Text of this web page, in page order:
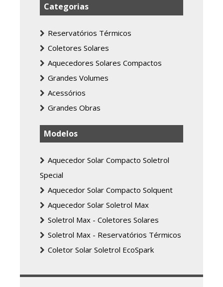
Categorias
Reservatórios Térmicos
Coletores Solares
Aquecedores Solares Compactos
Grandes Volumes
Acessórios
Grandes Obras
Modelos
Aquecedor Solar Compacto Soletrol
Special
Aquecedor Solar Compacto Solquent
Aquecedor Solar Soletrol Max
Soletrol Max - Coletores Solares
Soletrol Max - Reservatórios Térmicos
Coletor Solar Soletrol EcoSpark